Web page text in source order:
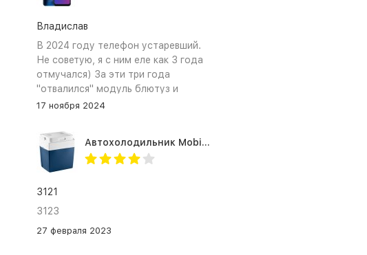
Владислав
В 2024 году телефон устаревший.
Не советую, я с ним еле как 3 года
отмучался) За эти три года
"отвалился" модуль блютуз и
сканер отпечатка пальца
17 ноября 2024
Автохолодильник Mobicool MV26 AC/DC
3121
3123
27 февраля 2023